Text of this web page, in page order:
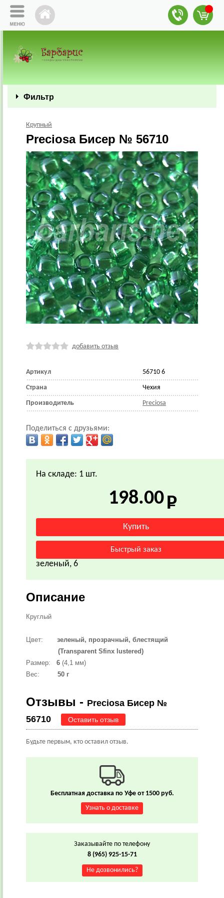
Фильтр
Крупный
Preciosa Бисер № 56710
добавить отзыв
Артикул 56710 6
Страна Чехия
Производитель Preciosa
Поделиться с друзьями:
На складе: 1 шт.
198.00
зеленый, 6
Описание
Круглый
Цвет: зеленый, прозрачный, блестящий
(Transparent Sfinx lustered)
Размер:
6 (4,1 мм)
Вес:
50 г
Отзывы - Preciosa Бисер №
56710
Оставить отзыв
Будьте первым, кто оставил отзыв.
Бесплатная доставка по Уфе от 1500 руб.
Узнать о доставке
Заказывайте по телефону
8 (965) 925-15-71
Не дозвонились?